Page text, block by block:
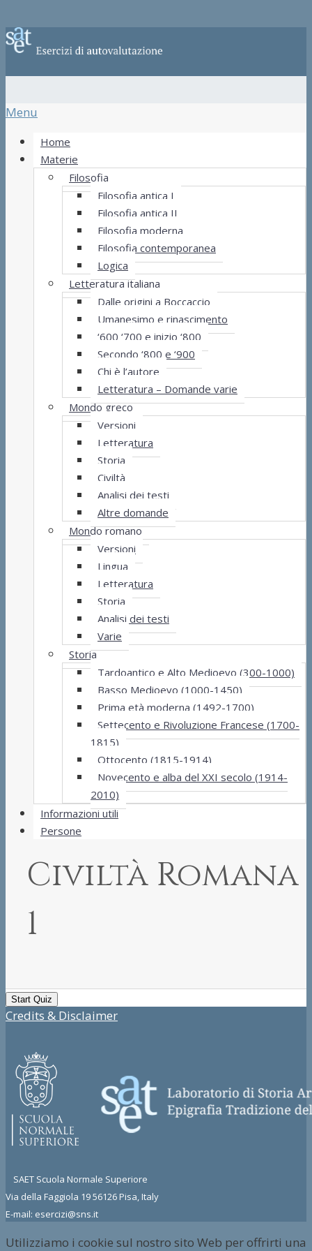
Menu
Home
Materie
Filosofia
Filosofia antica I
Filosofia antica II
Filosofia moderna
Filosofia contemporanea
Logica
Letteratura italiana
Dalle origini a Boccaccio
Umanesimo e rinascimento
‘600 ‘700 e inizio ‘800
Secondo ‘800 e ‘900
Chi è l’autore
Letteratura – Domande varie
Mondo greco
Versioni
Letteratura
Storia
Civiltà
Analisi dei testi
Altre domande
Mondo romano
Versioni
Lingua
Letteratura
Storia
Analisi dei testi
Varie
Storia
Tardoantico e Alto Medioevo (300-1000)
Basso Medioevo (1000-1450)
Prima età moderna (1492-1700)
Settecento e Rivoluzione Francese (1700-
1815)
Ottocento (1815-1914)
Novecento e alba del XXI secolo (1914-
2010)
Informazioni utili
Persone
Civiltà Romana
1
Credits & Disclaimer
SAET Scuola Normale Superiore
Via della Faggiola 19 56126 Pisa, Italy
E-mail: esercizi@sns.it
Utilizziamo i cookie sul nostro sito Web per offrirti una